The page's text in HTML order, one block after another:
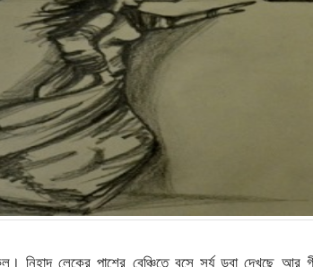
নিহাদ লেকের পাশের বেঞ্চিতে বসে সূর্য ডুবা দেখছে